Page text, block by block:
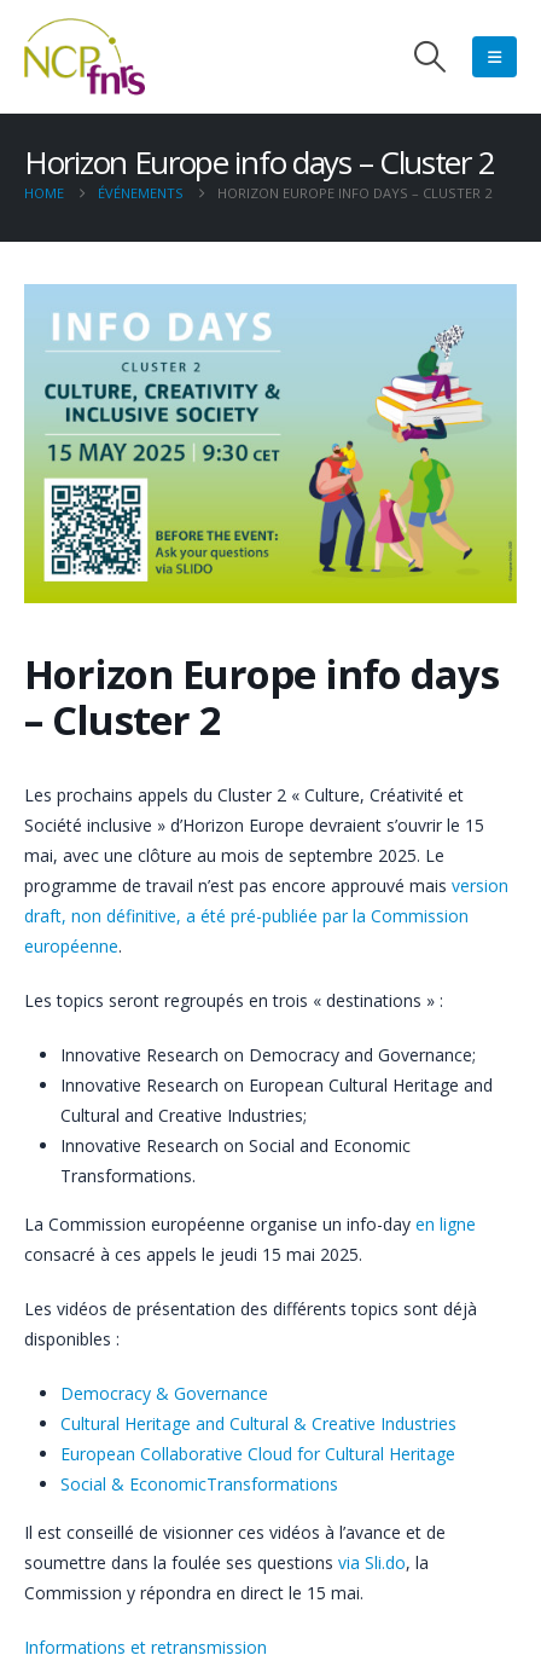
Horizon Europe info days – Cluster 2
HOME ÉVÉNEMENTS HORIZON EUROPE INFO DAYS – CLUSTER 2
Horizon Europe info days
– Cluster 2
Les prochains appels du Cluster 2 « Culture, Créativité et
Société inclusive » d’Horizon Europe devraient s’ouvrir le 15
mai, avec une clôture au mois de septembre 2025. Le
programme de travail n’est pas encore approuvé mais version
draft, non définitive, a été pré-publiée par la Commission
européenne.
Les topics seront regroupés en trois « destinations » :
Innovative Research on Democracy and Governance;
Innovative Research on European Cultural Heritage and
Cultural and Creative Industries;
Innovative Research on Social and Economic
Transformations.
La Commission européenne organise un info-day en ligne
consacré à ces appels le jeudi 15 mai 2025.
Les vidéos de présentation des différents topics sont déjà
disponibles :
Democracy & Governance
Cultural Heritage and Cultural & Creative Industries
European Collaborative Cloud for Cultural Heritage
Social & EconomicTransformations
Il est conseillé de visionner ces vidéos à l’avance et de
soumettre dans la foulée ses questions via Sli.do, la
Commission y répondra en direct le 15 mai.
Informations et retransmission